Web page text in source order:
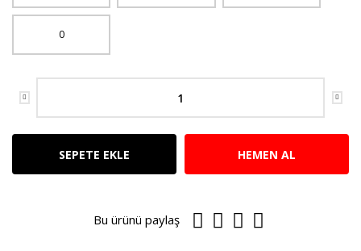
0
SEPETE EKLE HEMEN AL
Bu ürünü paylaş